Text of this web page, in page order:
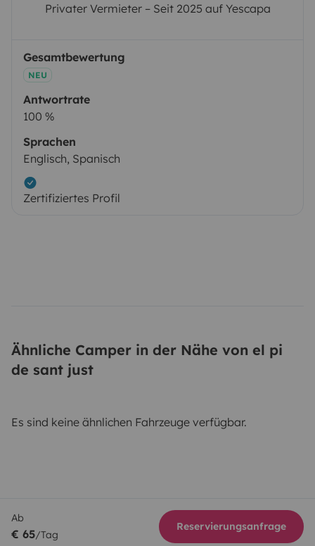
Privater Vermieter – Seit 2025 auf Yescapa
Gesamtbewertung
NEU
Antwortrate
100 %
Sprachen
Englisch, Spanisch
Zertifiziertes Profil
Ähnliche Camper in der Nähe von el pi
de sant just
Es sind keine ähnlichen Fahrzeuge verfügbar.
Ab
€ 65/Tag
Reservierungsanfrage